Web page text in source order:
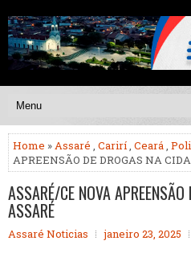
Home »Assaré , Carirí, Ceará,
APREENSÃO DE DROGAS NA
ASSARÉ/CE NOVA
ASSARÉ
Assaré Noticias janeiro 23, 2025